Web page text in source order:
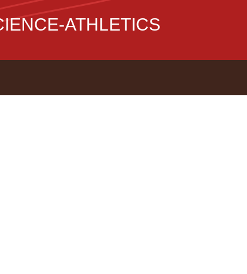
ATHLETICS